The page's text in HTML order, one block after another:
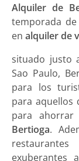
Alquiler de
temporada
en alquiler de
situado justo
Sao Paulo,
para los
para aquellos
para
Bertioga.
exuberantes